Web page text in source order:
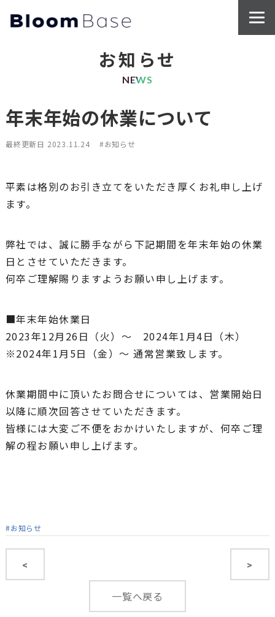
SERVICE WORKS
お知らせ
NEWS
年末年始の休業について
最終更新日 2023.11.24 #お知らせ
平素は格別のお引き立てをいただき厚くお礼申し上げ
ます。
弊社では、誠に勝手ながら下記期間を年末年始の休業
日とさせていただきます。
何卒ご理解賜りますようお願い申し上げます。
■年末年始休業日
2023年12月26日（火）〜 2024年1月4日（木）
※2024年1月5日（金）〜 通常営業致します。
休業期間中に頂いたお問合せについては、営業開始日
以降に順次回答させていただきます。
皆様には大変ご不便をおかけいたしますが、何卒ご理
解の程お願い申し上げます。
#お知らせ
< >
一覧へ戻る